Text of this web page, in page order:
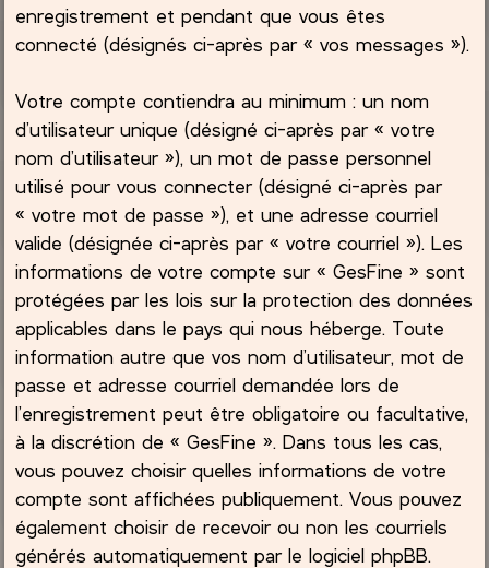
enregistrement et pendant que vous êtes
connecté (désignés ci-après par « vos messages »).
Votre compte contiendra au minimum : un nom
d’utilisateur unique (désigné ci-après par « votre
nom d’utilisateur »), un mot de passe personnel
utilisé pour vous connecter (désigné ci-après par
« votre mot de passe »), et une adresse courriel
valide (désignée ci-après par « votre courriel »). Les
informations de votre compte sur « GesFine » sont
protégées par les lois sur la protection des données
applicables dans le pays qui nous héberge. Toute
information autre que vos nom d’utilisateur, mot de
passe et adresse courriel demandée lors de
l’enregistrement peut être obligatoire ou facultative,
à la discrétion de « GesFine ». Dans tous les cas,
vous pouvez choisir quelles informations de votre
compte sont affichées publiquement. Vous pouvez
également choisir de recevoir ou non les courriels
générés automatiquement par le logiciel phpBB.